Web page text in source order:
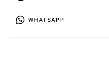
WHATSAPP